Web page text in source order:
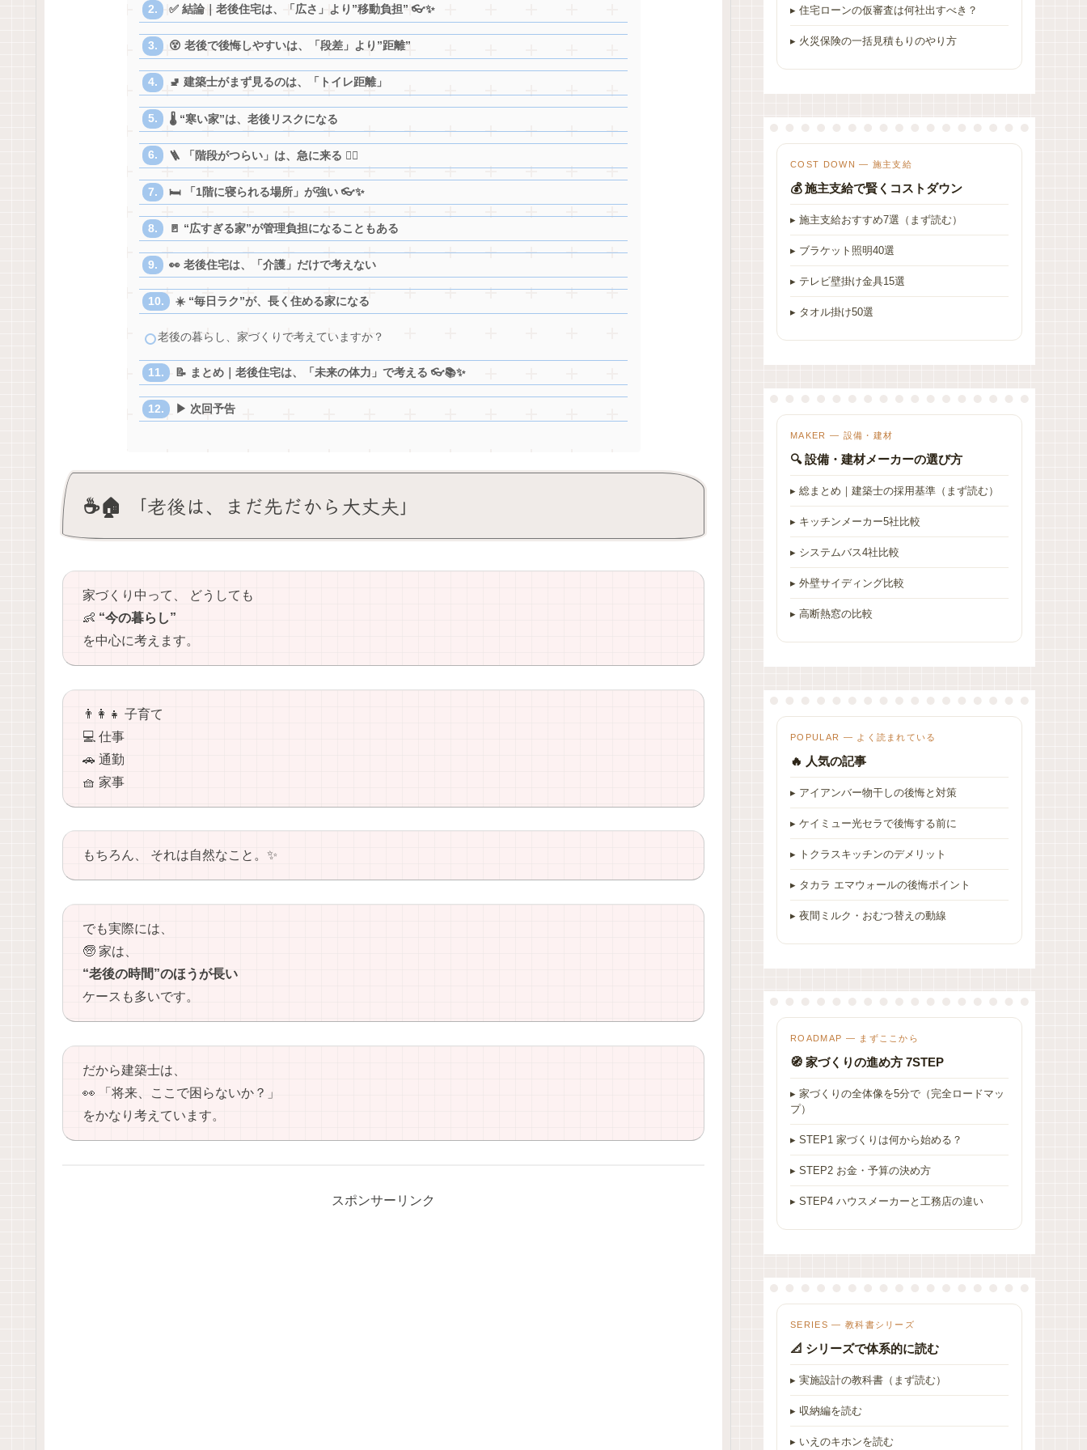
✅ 結論｜老後住宅は、「広さ」より”移動負担” 👓✨
😵 老後で後悔しやすいは、「段差」より”距離”
🚽 建築士がまず見るのは、「トイレ距離」
🌡️ “寒い家”は、老後リスクになる
🪜 「階段がつらい」は、急に来る 😵‍💫
🛏️ 「1階に寝られる場所」が強い 👓✨
🚪 “広すぎる家”が管理負担になることもある
👀 老後住宅は、「介護」だけで考えない
☀️ “毎日ラク”が、長く住める家になる
老後の暮らし、家づくりで考えていますか？
📝 まとめ｜老後住宅は、「未来の体力」で考える 👓📚✨
▶ 次回予告
☕🏠 「老後は、まだ先だから大丈夫」
家づくり中って、 どうしても
👶 “今の暮らし”
を中心に考えます。
👨‍👩‍👧 子育て
💻 仕事
🚗 通勤
🧺 家事
もちろん、 それは自然なこと。✨
でも実際には、
🧓 家は、
“老後の時間”のほうが長い
ケースも多いです。
だから建築士は、
👀 「将来、ここで困らないか？」
をかなり考えています。
スポンサーリンク
▸ 住宅ローンの仮審査は何社出すべき？
▸ 火災保険の一括見積もりのやり方
COST DOWN — 施主支給
💰 施主支給で賢くコストダウン
▸ 施主支給おすすめ7選（まず読む）
▸ ブラケット照明40選
▸ テレビ壁掛け金具15選
▸ タオル掛け50選
MAKER — 設備・建材
🔍 設備・建材メーカーの選び方
▸ 総まとめ｜建築士の採用基準（まず読む）
▸ キッチンメーカー5社比較
▸ システムバス4社比較
▸ 外壁サイディング比較
▸ 高断熱窓の比較
POPULAR — よく読まれている
🔥 人気の記事
▸ アイアンバー物干しの後悔と対策
▸ ケイミュー光セラで後悔する前に
▸ トクラスキッチンのデメリット
▸ タカラ エマウォールの後悔ポイント
▸ 夜間ミルク・おむつ替えの動線
ROADMAP — まずここから
🧭 家づくりの進め方 7STEP
▸ 家づくりの全体像を5分で（完全ロードマッ
プ）
▸ STEP1 家づくりは何から始める？
▸ STEP2 お金・予算の決め方
▸ STEP4 ハウスメーカーと工務店の違い
SERIES — 教科書シリーズ
📐 シリーズで体系的に読む
▸ 実施設計の教科書（まず読む）
▸ 収納編を読む
▸ いえのキホンを読む